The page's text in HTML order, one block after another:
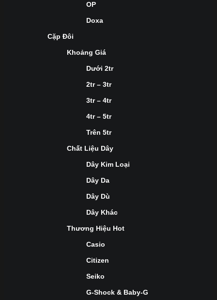
OP
Doxa
Cặp Đôi
Khoảng Giá
Dưới 2tr
2tr – 3tr
3tr – 4tr
4tr – 5tr
Trên 5tr
Chất Liệu Dây
Dây Kim Loại
Dây Da
Dây Dù
Dây Khác
Thương Hiệu Hot
Casio
Citizen
Seiko
G-Shock & Baby-G